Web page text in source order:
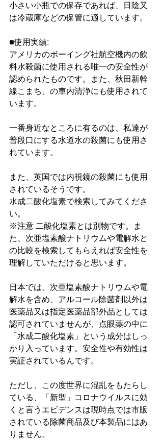
小さい小瓶での保存であれば、日陰又
は冷蔵庫などの保管に適しています。
■使用実績:
アメリカのボーイング社航空機内の飲
料水殺菌に使用される唯一の安全性が
認められたものです。また、秋田新幹
線こまち、の車内清浄にも使用されて
います。
一番身近なところに有るのは、私達が
普段口にする水道水の殺菌にも使用さ
れています。
また、英国では内視鏡の殺菌にも使用
されているそうです。
水成二酸化塩素で検索してみてくださ
い。
※注意 二酸化塩素とは別物です。ま
た、次亜塩素酸ナトリウムや電解水と
の比較を検索してもらえれば安全性を
理解していただけると思います。
日本では、次亜塩素酸ナトリウムや電
解水を含め、アルコール除菌剤以外は
医薬品又は指定医薬品部外品としては
認可されていませんが、点眼薬の中に
「水成二酸化塩素」という成分はしっ
かり入っています。安全性や有効性は
実証されているんです。
ただし、この度世界に混乱をもたらし
ている、「新型」コロナウイルスに効
くと言うエビデンスは現時点では市販
されている除菌商品及び本製品にはあ
りません。